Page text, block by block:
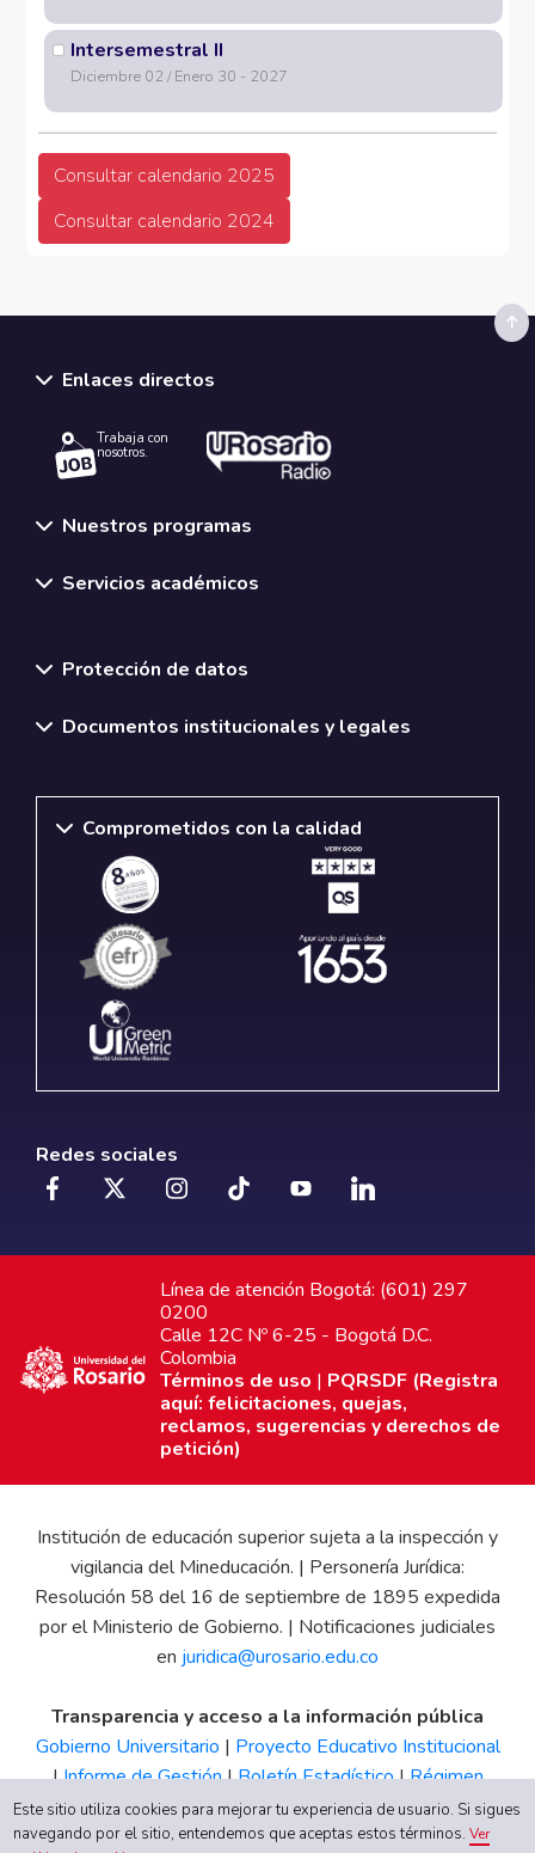
Intersemestral II
Diciembre 02 / Enero 30 - 2027
Consultar calendario 2025
Consultar calendario 2024
Enlaces directos
Trabaja con
nosotros.
Nuestros programas
Servicios académicos
Protección de datos
Documentos institucionales y legales
Comprometidos con la calidad
Redes sociales
Línea de atención Bogotá: (601) 297
0200
Calle 12C Nº 6-25 - Bogotá D.C.
Colombia
Términos de uso | PQRSDF (Registra
aquí: felicitaciones, quejas,
reclamos, sugerencias y derechos de
petición)
Institución de educación superior sujeta a la inspección y
vigilancia del Mineducación. | Personería Jurídica:
Resolución 58 del 16 de septiembre de 1895 expedida
por el Ministerio de Gobierno. | Notificaciones judiciales
en juridica@urosario.edu.co
Transparencia y acceso a la información pública
Gobierno Universitario | Proyecto Educativo Institucional
|Informe de Gestión|Boletín Estadístico|Régimen
Tributario|Estados Financieros |Código de Ética| Canal
de Integridad UR
Este sitio utiliza cookies para mejorar tu experiencia de usuario. Si sigues
navegando por el sitio, entendemos que aceptas estos términos.Ver